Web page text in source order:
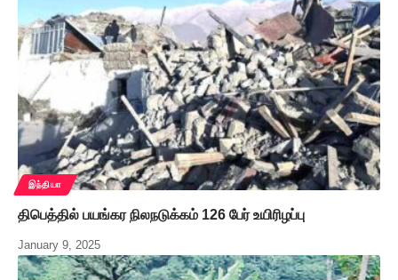
இந்தியா
திபெத்தில் பயங்கர நிலநடுக்கம் 126 பேர் உயிரிழப்பு
January 9, 2025